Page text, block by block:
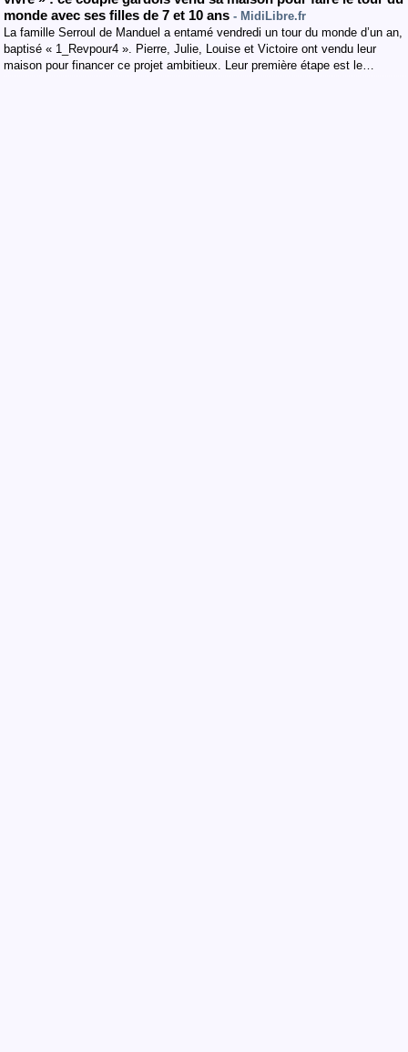
monde avec ses filles de 7 et 10 ans - MidiLibre.fr
La famille Serroul de Manduel a entamé vendredi un tour du monde d’un an,
baptisé « 1_Revpour4 ». Pierre, Julie, Louise et Victoire ont vendu leur
maison pour financer ce projet ambitieux. Leur première étape est le…